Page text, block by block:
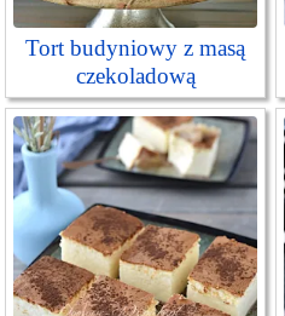
Tort budyniowy z masą
czekoladową